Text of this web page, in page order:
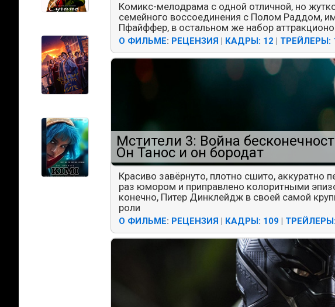
Комикс-мелодрама с одной отличной, но
семейного воссоединения с Полом Раддом,
Пфайффер, в остальном же набор
О ФИЛЬМЕ: РЕЦЕНЗИЯ | КАДРЫ: 12 | ТРЕЙЛЕРЫ:
Мстители 3: Война
Он Танос и он бородат
Красиво завёрнуто, плотно сшито, аккуратно
раз юмором и приправлено колоритными
конечно, Питер Динклейдж в своей самой
роли
О ФИЛЬМЕ: РЕЦЕНЗИЯ | КАДРЫ: 109 |